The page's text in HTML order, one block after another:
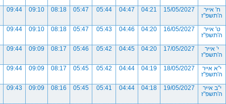
ח' אייר
ה'תשפ"ז
15/05/2027
04:21
04:47
05:44
05:47
08:18
09:10
09:44
ט' אייר
ה'תשפ"ז
16/05/2027
04:20
04:46
05:43
05:47
08:18
09:10
09:44
י' אייר
ה'תשפ"ז
17/05/2027
04:20
04:45
05:42
05:46
08:17
09:09
09:44
י"א אייר
ה'תשפ"ז
18/05/2027
04:19
04:44
05:42
05:45
08:17
09:09
09:44
י"ב אייר
ה'תשפ"ז
19/05/2027
04:18
04:44
05:41
05:45
08:16
09:09
09:43